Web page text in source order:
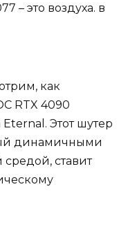
– это воздуха. в
как
RTX 4090
Этот шутер
динамичными
ставит